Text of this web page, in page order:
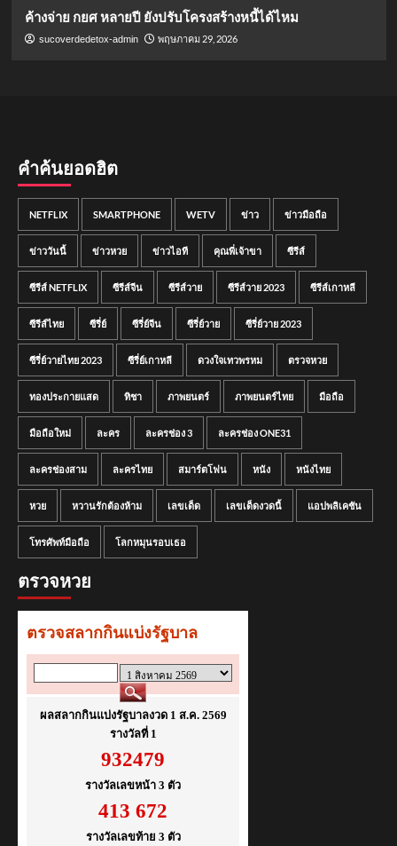
ค้างจ่าย กยศ หลายปี ยังปรับโครงสร้างหนี้ได้ไหม
sucoverdedetox-admin พฤษภาคม 29, 2026
คำค้นยอดฮิต
NETFLIX SMARTPHONE WETV ข่าว ข่าวมือถือ
ข่าววันนี้ ข่าวหวย ข่าวไอที คุณพี่เจ้าขา ซีรีส์
ซีรีส์ NETFLIX ซีรีส์จีน ซีรีส์วาย ซีรีส์วาย 2023 ซีรีส์เกาหลี
ซีรีส์ไทย ซีรี่ย์ ซีรี่ย์จีน ซีรี่ย์วาย ซีรี่ย์วาย 2023
ซีรี่ย์วายไทย 2023 ซีรี่ย์เกาหลี ดวงใจเทวพรหม ตรวจหวย
ทองประกายแสด ทิชา ภาพยนตร์ ภาพยนตร์ไทย มือถือ
มือถือใหม่ ละคร ละครช่อง 3 ละครช่อง ONE31
ละครช่องสาม ละครไทย สมาร์ตโฟน หนัง หนังไทย
หวย หวานรักต้องห้าม เลขเด็ด เลขเด็ดงวดนี้ แอปพลิเคชัน
โทรศัพท์มือถือ โลกหมุนรอบเธอ
ตรวจหวย